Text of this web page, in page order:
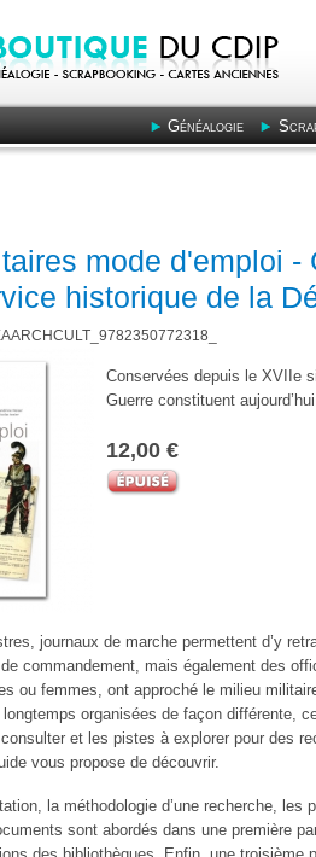
Généalogie
mode d'emploi -
historique de la
Conservées depuis le XVIIe
Guerre constituent
12,00 €
journaux de marche permettent d’y
commandement, mais également des
ou femmes, ont approché le milieu
organisées de façon différente,
et les pistes à explorer pour des
vous propose de découvrir.
la méthodologie d’une recherche, les
sont abordés dans une première